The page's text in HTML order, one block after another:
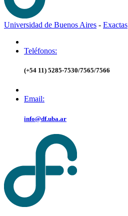
Universidad de Buenos Aires - Exactas
Teléfonos:
(+54 11) 5285-7530/7565/7566
Email:
info@df.uba.ar